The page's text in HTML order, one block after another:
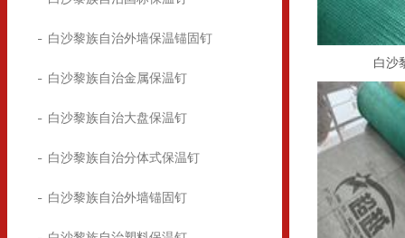
白沙黎族自治外墙保温锚固钉
白沙黎族自治金属保温钉
白沙黎族自治大盘保温钉
白沙黎族自治分体式保温钉
白沙黎族自治外墙锚固钉
白沙